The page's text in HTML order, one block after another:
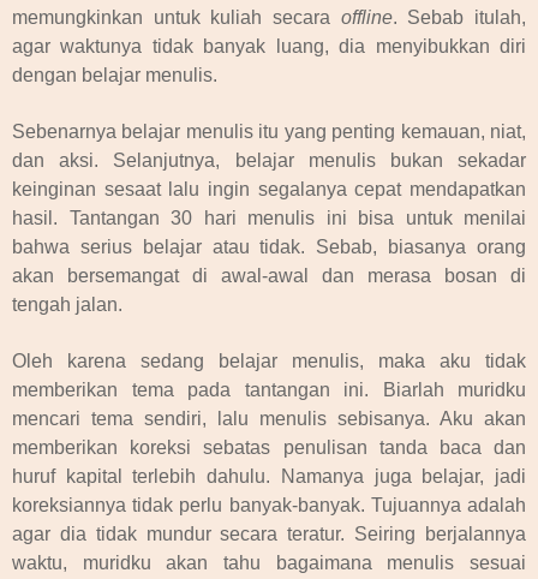
memungkinkan untuk kuliah secara offline. Sebab itulah,
agar waktunya tidak banyak luang, dia menyibukkan diri
dengan belajar menulis.
Sebenarnya belajar menulis itu yang penting kemauan, niat,
dan aksi. Selanjutnya, belajar menulis bukan sekadar
keinginan sesaat lalu ingin segalanya cepat mendapatkan
hasil. Tantangan 30 hari menulis ini bisa untuk menilai
bahwa serius belajar atau tidak. Sebab, biasanya orang
akan bersemangat di awal-awal dan merasa bosan di
tengah jalan.
Oleh karena sedang belajar menulis, maka aku tidak
memberikan tema pada tantangan ini. Biarlah muridku
mencari tema sendiri, lalu menulis sebisanya. Aku akan
memberikan koreksi sebatas penulisan tanda baca dan
huruf kapital terlebih dahulu. Namanya juga belajar, jadi
koreksiannya tidak perlu banyak-banyak. Tujuannya adalah
agar dia tidak mundur secara teratur. Seiring berjalannya
waktu, muridku akan tahu bagaimana menulis sesuai